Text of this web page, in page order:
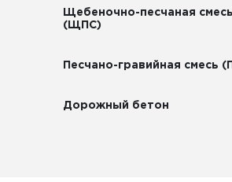
Щебеночно-песчаная смесь
(ЩПС)
Песчано-гравийная смесь
Дорожный бетон